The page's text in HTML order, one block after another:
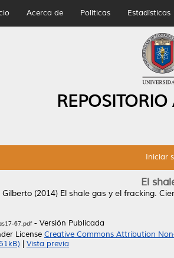
Acerca de Políticas Estadísticas
Iniciar
El
(2014) El shale gas y el fracking.
67.pdf- Versión Publicada
License Creative Commons Attribution
Vista previa